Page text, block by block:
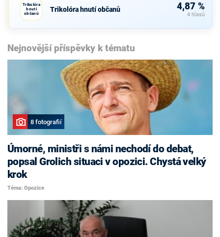
Trikolóra
hnutí
občanů
Trikolóra hnutí občanů 4,87 %
4 hlasů
Nejnovější příspěvky k tématu
8 fotografií
Úmorné, ministři s námi nechodí do debat,
popsal Grolich situaci v opozici. Chystá velký
krok
Téma: Opozice